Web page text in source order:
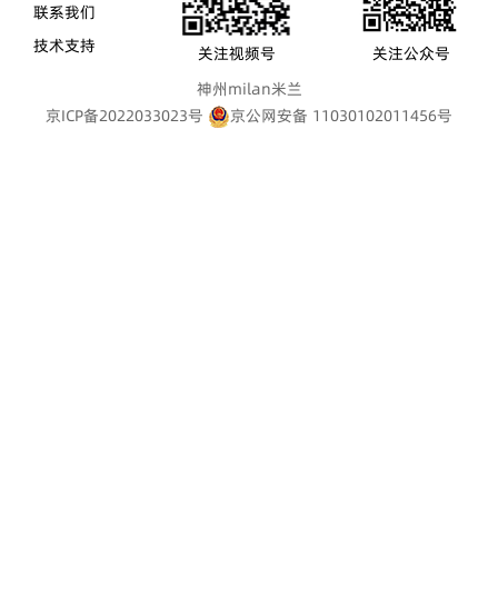
联系我们
技术支持
关注视频号
关注公众号
神州milan米兰
京ICP备2022033023号
京公网安备 11030102011456号